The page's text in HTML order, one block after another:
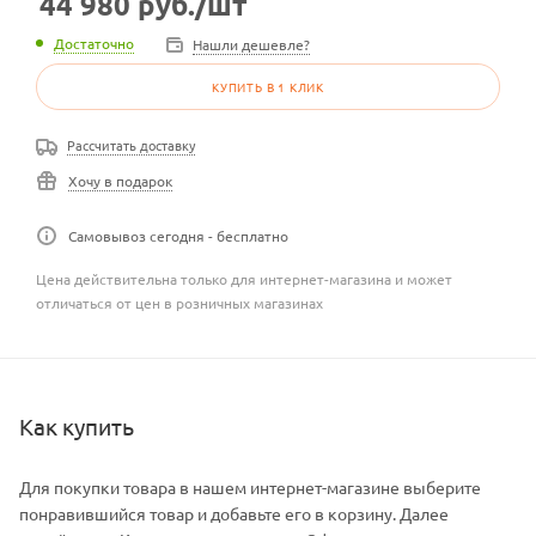
Достаточно Нашли дешевле?
КУПИТЬ В 1 КЛИК
Рассчитать доставку
Хочу в подарок
Самовывоз сегодня - бесплатно
Цена действительна только для интернет-магазина и может
отличаться от цен в розничных магазинах
Как купить
Для покупки товара в нашем интернет-магазине выберите
понравившийся товар и добавьте его в корзину. Далее